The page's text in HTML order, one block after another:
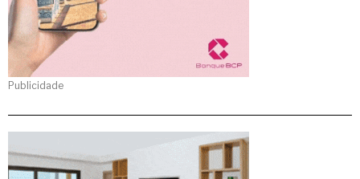
Publicidade